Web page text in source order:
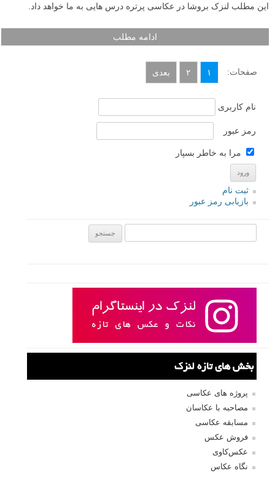
این مطلب لنزک بروشا در عکاسی پرتره درس هایی به ما خواهد داد.
ادامه مطلب
صفحات: ۱ ۲ بعدی
نام کاربری
رمز عبور
مرا به خاطر بسپار
ثبت نام
بازیابی رمز عبور
بخش های تازه لنزک
پروژه های عکاسی
مصاحبه با عکاسان
مسابقه عکاسی
فروش عکس
عکس‌کاوی
نگاه عکاس